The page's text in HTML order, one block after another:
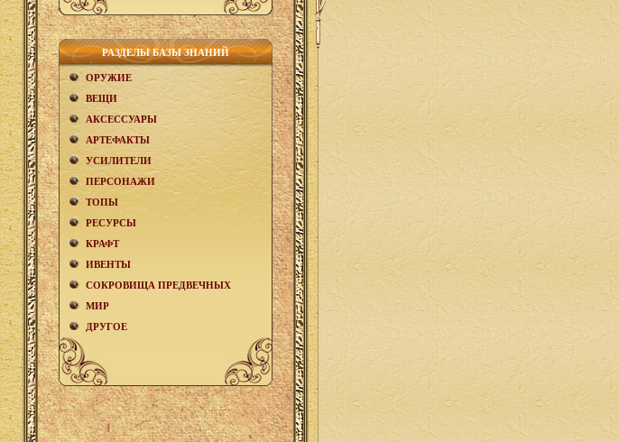
РАЗДЕЛЫ БАЗЫ ЗНАНИЙ
ОРУЖИЕ
ВЕЩИ
АКCЕСCУАРЫ
АРТЕФАКТЫ
УСИЛИТЕЛИ
ПЕРСОНАЖИ
ТОПЫ
РЕСУРСЫ
КРАФТ
ИВЕНТЫ
СОКРОВИЩА ПРЕДВЕЧНЫХ
МИР
ДРУГОЕ